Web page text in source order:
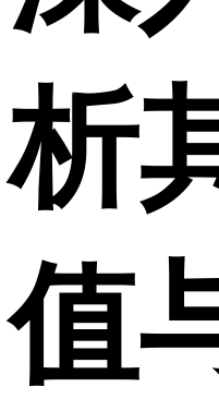
析
值